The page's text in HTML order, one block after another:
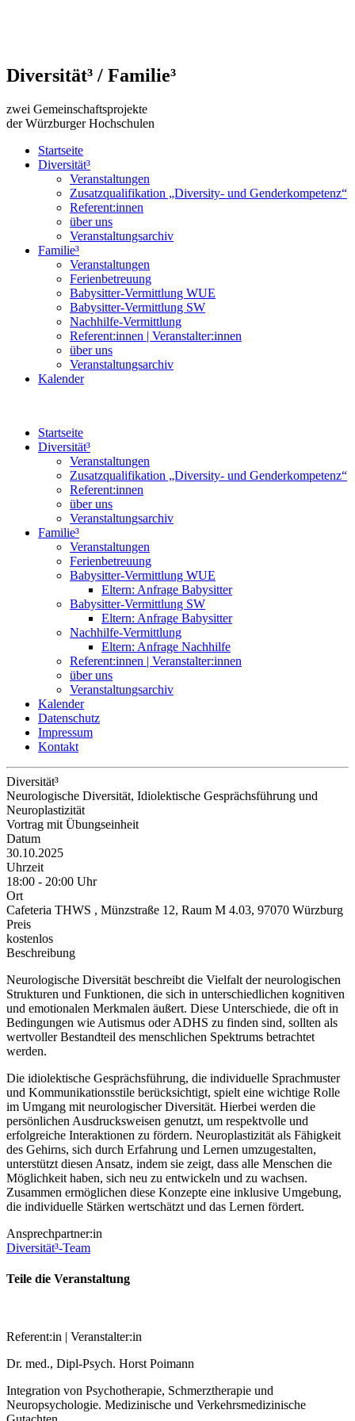
Diversität³ / Familie³
zwei Gemeinschaftsprojekte
der Würzburger Hochschulen
Startseite
Diversität³
Veranstaltungen
Zusatzqualifikation „Diversity- und Gender­kompetenz“
Referent:innen
über uns
Veranstaltungsarchiv
Familie³
Veranstaltungen
Ferienbetreuung
Babysitter-Vermittlung WUE
Babysitter-Vermittlung SW
Nachhilfe-Vermittlung
Referent:innen | Veranstalter:innen
über uns
Veranstaltungsarchiv
Kalender
Startseite
Diversität³
Veranstaltungen
Zusatzqualifikation „Diversity- und Gender­kompetenz“
Referent:innen
über uns
Veranstaltungsarchiv
Familie³
Veranstaltungen
Ferienbetreuung
Babysitter-Vermittlung WUE
Eltern: Anfrage Babysitter
Babysitter-Vermittlung SW
Eltern: Anfrage Babysitter
Nachhilfe-Vermittlung
Eltern: Anfrage Nachhilfe
Referent:innen | Veranstalter:innen
über uns
Veranstaltungsarchiv
Kalender
Datenschutz
Impressum
Kontakt
Diversität³
Neurologische Diversität, Idiolektische Gesprächsführung und
Neuroplastizität
Vortrag mit Übungseinheit
Datum
30.10.2025
Uhrzeit
18:00 - 20:00 Uhr
Ort
Cafeteria THWS , Münzstraße 12, Raum M 4.03, 97070 Würzburg
Preis
kostenlos
Beschreibung
Neurologische Diversität beschreibt die Vielfalt der neurologischen
Strukturen und Funktionen, die sich in unterschiedlichen kognitiven
und emotionalen Merkmalen äußert. Diese Unterschiede, die oft in
Bedingungen wie Autismus oder ADHS zu finden sind, sollten als
wertvoller Bestandteil des menschlichen Spektrums betrachtet
werden.
Die idiolektische Gesprächsführung, die individuelle Sprachmuster
und Kommunikationsstile berücksichtigt, spielt eine wichtige Rolle
im Umgang mit neurologischer Diversität. Hierbei werden die
persönlichen Ausdrucksweisen genutzt, um respektvolle und
erfolgreiche Interaktionen zu fördern. Neuroplastizität als Fähigkeit
des Gehirns, sich durch Erfahrung und Lernen umzugestalten,
unterstützt diesen Ansatz, indem sie zeigt, dass alle Menschen die
Möglichkeit haben, sich neu zu entwickeln und zu wachsen.
Zusammen ermöglichen diese Konzepte eine inklusive Umgebung,
die individuelle Stärken wertschätzt und das Lernen fördert.
Ansprechpartner:in
Diversität³-Team
Teile die Veranstaltung
Referent:in | Veranstalter:in
Dr. med., Dipl-Psych. Horst Poimann
Integration von Psychotherapie, Schmerztherapie und
Neuropsychologie. Medizinische und Verkehrsmedizinische